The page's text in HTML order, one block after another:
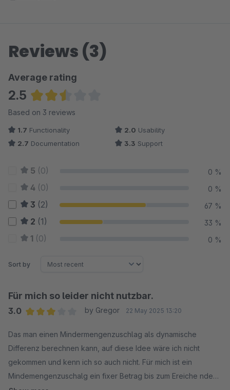
Reviews (3)
Average rating
2.5
Average rating of 2.5 out of 5 stars
Based on 3 reviews
1.7 Functionality 2.0 Usability
2.7 Documentation 3.3 Support
5 (0) 0 %
4 (0) 0 %
3 (2) 67 %
2 (1) 33 %
1 (0) 0 %
Sort by
Für mich so leider nicht nutzbar.
3.0
by Gregor 22 May 2025 13:20
Das man einen Mindermengenzuschlag als dynamische
Differenz berechnen kann, auf diese Idee wäre ich nicht
gekommen und kenn ich so auch nicht. Für mich ist ein
Mindemengenzuschalg ein fixer Betrag bis zum Ereiche ndes